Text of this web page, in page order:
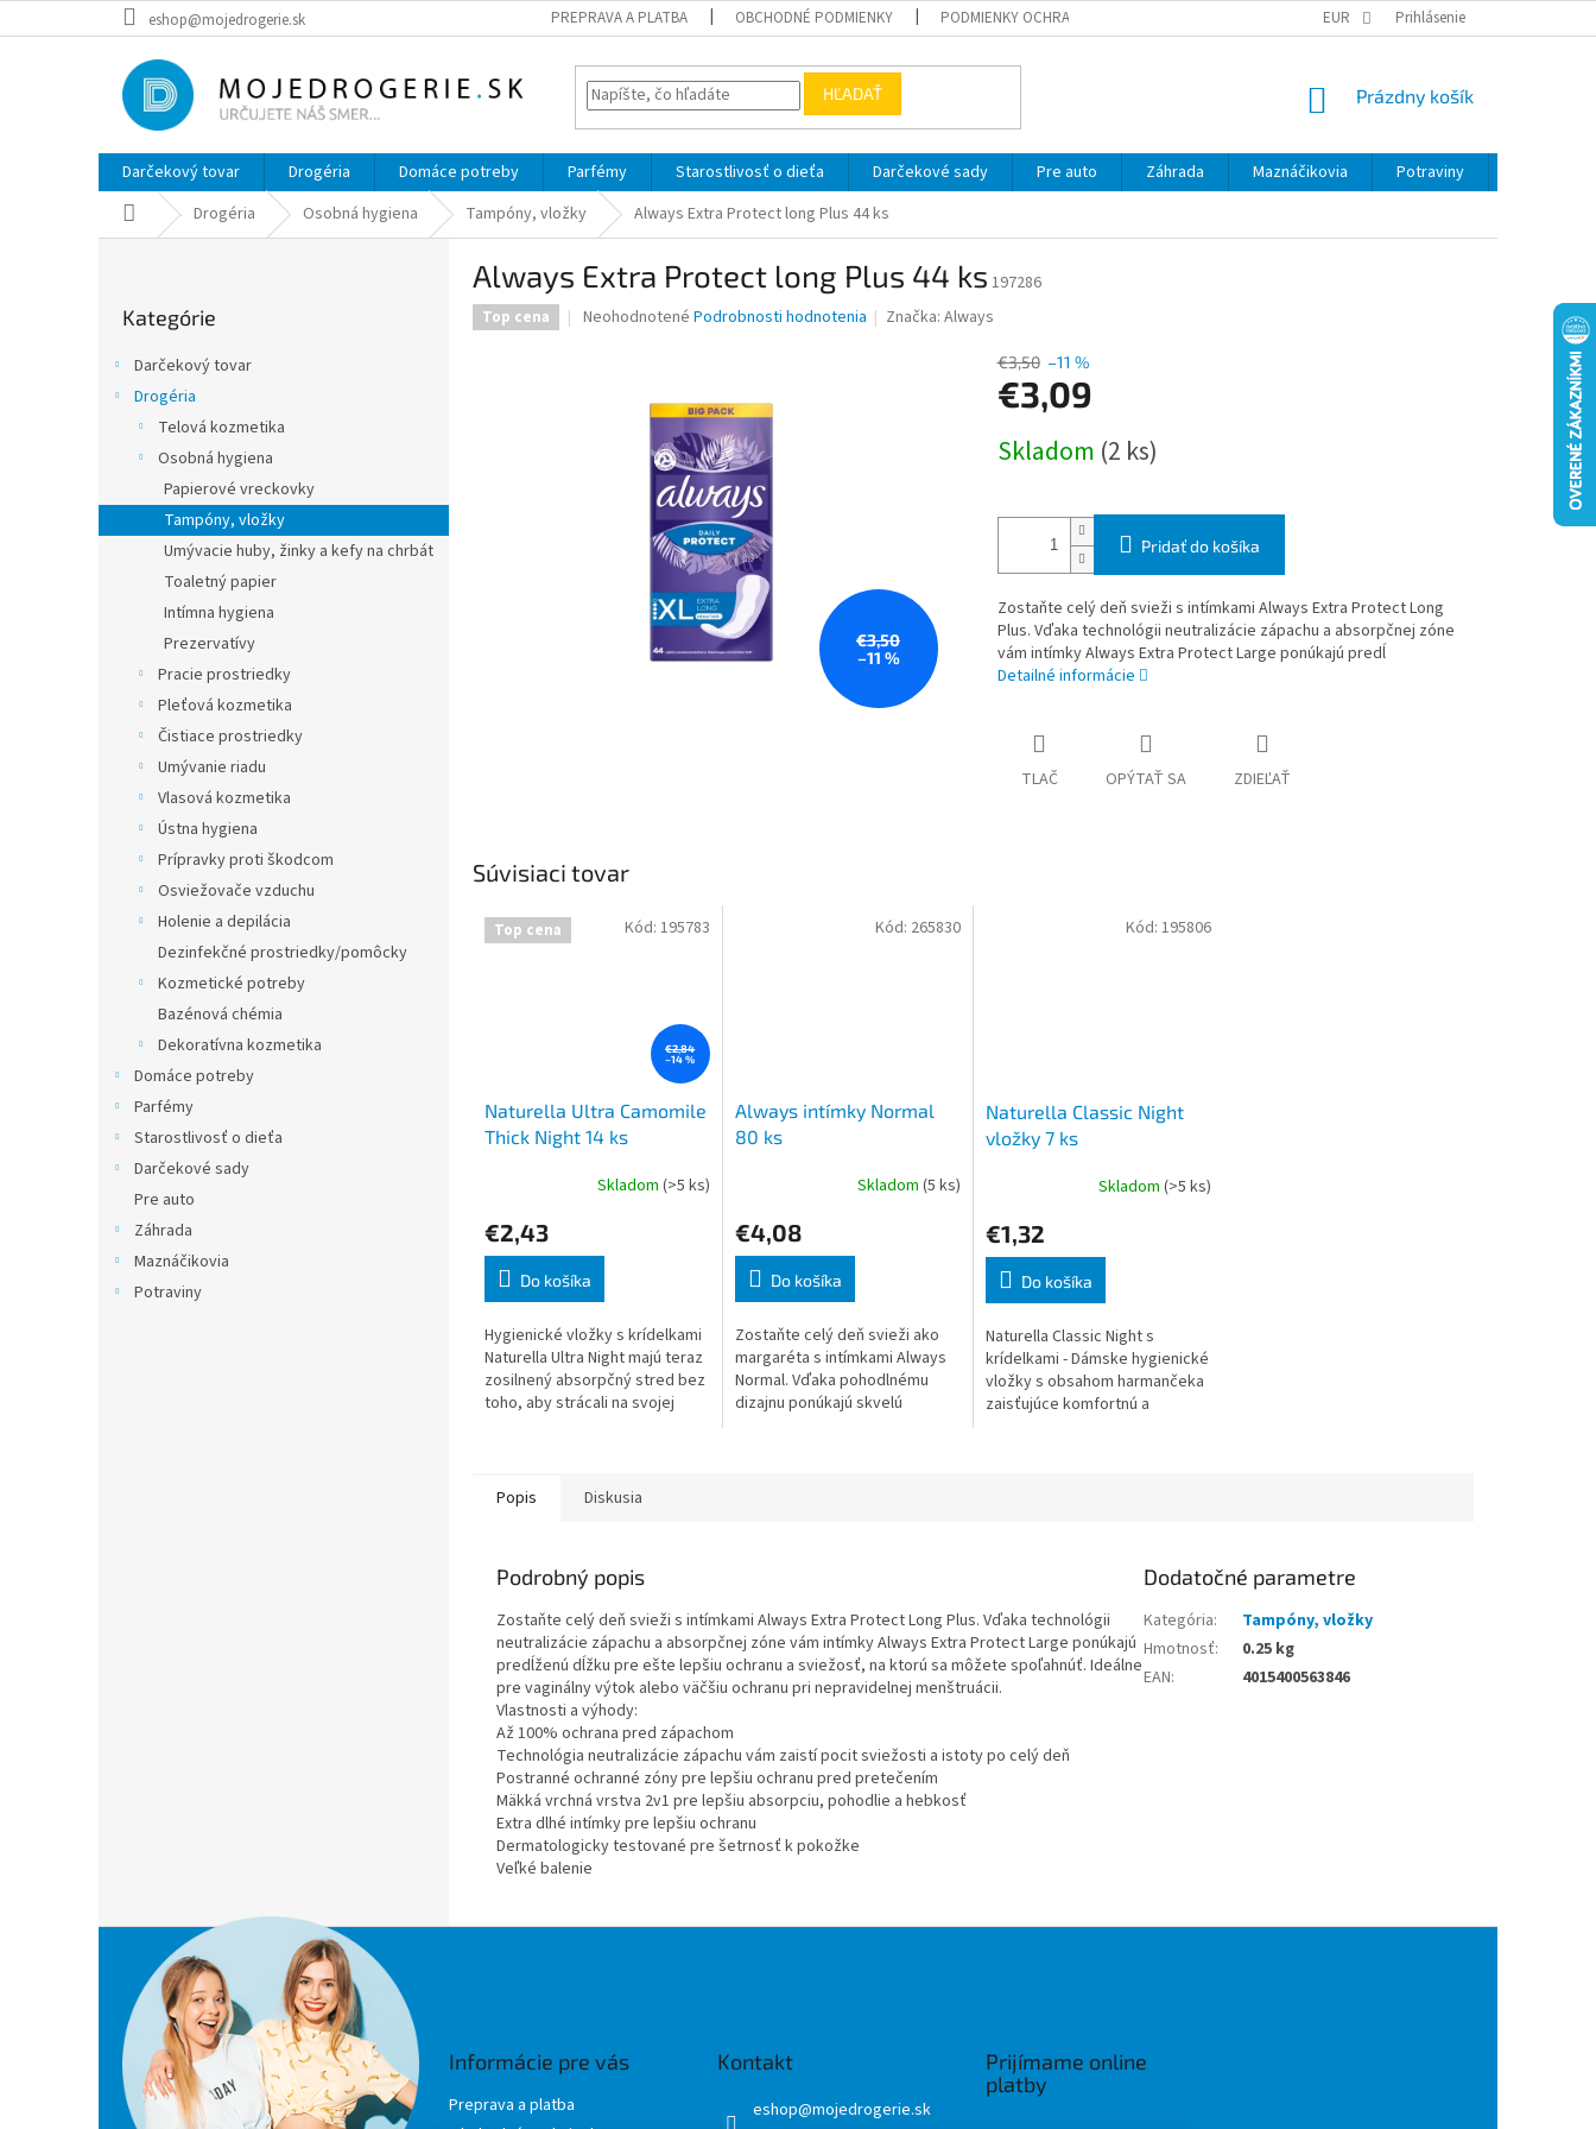
na
eshop@mojedrogerie.sk PREPRAVA A PLATBA OBCHODNÉ PODMIENKY PODMIENKY OCHRANY OSOBNÝCH ÚDAJOV EUR Prihlásenie
HĽADAŤ
NÁKUPNÝ
Prázdny košík
Darčekový tovar Drogéria Domáce potreby Parfémy Starostlivosť o dieťa Darčekové sady Pre auto Záhrada Maznáčikovia Potraviny
DomovDrogéria Osobná hygiena Tampóny, vložky Always Extra Protect long Plus 44 ks
kategórie
Kategórie
Darčekový tovar
Drogéria
Telová kozmetika
Osobná hygiena
Papierové vreckovky
Tampóny, vložky
Umývacie huby, žinky a kefy na chrbát
Toaletný papier
Intímna hygiena
Prezervatívy
Pracie prostriedky
Pleťová kozmetika
Čistiace prostriedky
Umývanie riadu
Vlasová kozmetika
Ústna hygiena
Prípravky proti škodcom
Osviežovače vzduchu
Holenie a depilácia
Dezinfekčné prostriedky/pomôcky
Kozmetické potreby
Bazénová chémia
Dekoratívna kozmetika
Domáce potreby
Parfémy
Starostlivosť o dieťa
Darčekové sady
Pre auto
Záhrada
Maznáčikovia
Potraviny
Always Extra Protect long Plus 44 ks 197286
Top cena
Priemerné
hviezdičiek.
Neohodnotené Podrobnosti hodnotenia Značka:Always
€3,50
–11 %
€3,50 –11 %
€3,09
cena:
Skladom (2 ks)
Pridať do košíka
Zostaňte celý deň svieži s intímkami Always Extra Protect Long
Plus. Vďaka technológii neutralizácie zápachu a absorpčnej zóne
vám intímky Always Extra Protect Large ponúkajú predĺ
Detailné informácie
TLAČ OPÝTAŤ SA ZDIEĽAŤ
Súvisiaci tovar
Top cena
€2,84
–14 %
Naturella Ultra Camomile
Thick Night 14 ks
Skladom (>5 ks)
€2,43
Do košíka
Hygienické vložky s krídelkami
Naturella Ultra Night majú teraz
zosilnený absorpčný stred bez
toho, aby strácali na svojej
Kód: 195783
Always intímky Normal
80 ks
Skladom (5 ks)
€4,08
Do košíka
Zostaňte celý deň svieži ako
margaréta s intímkami Always
Normal. Vďaka pohodlnému
dizajnu ponúkajú skvelú
Kód: 265830
Naturella Classic Night
vložky 7 ks
Skladom(>5 ks)
€1,32
Do košíka
Naturella Classic Night s
krídelkami - Dámske hygienické
vložky s obsahom harmančeka
zaisťujúce komfortnú a
Kód:195806
Popis Diskusia
Podrobný popis
Zostaňte celý deň svieži s intímkami Always Extra Protect Long Plus. Vďaka technológii
neutralizácie zápachu a absorpčnej zóne vám intímky Always Extra Protect Large ponúkajú
predĺženú dĺžku pre ešte lepšiu ochranu a sviežosť, na ktorú sa môžete spoľahnúť. Ideálne
pre vaginálny výtok alebo väčšiu ochranu pri nepravidelnej menštruácii.
Vlastnosti a výhody:
Až 100% ochrana pred zápachom
Technológia neutralizácie zápachu vám zaistí pocit sviežosti a istoty po celý deň
Postranné ochranné zóny pre lepšiu ochranu pred pretečením
Mäkká vrchná vrstva 2v1 pre lepšiu absorpciu, pohodlie a hebkosť
Extra dlhé intímky pre lepšiu ochranu
Dermatologicky testované pre šetrnosť k pokožke
Veľké balenie
Dodatočné parametre
Kategória:
Tampóny, vložky
Hmotnosť:
0.25 kg
EAN: 4015400563846
Informácie pre vás
Preprava a platba
Kontakt
eshop@mojedrogerie.sk
Prijímame online
platby